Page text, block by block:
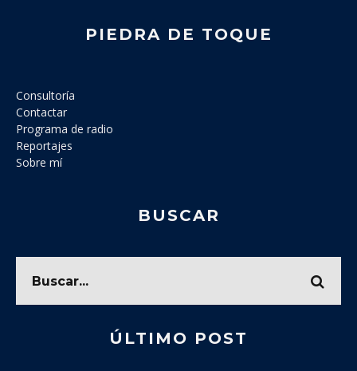
PIEDRA DE TOQUE
Consultoría
Contactar
Programa de radio
Reportajes
Sobre mí
BUSCAR
ÚLTIMO POST